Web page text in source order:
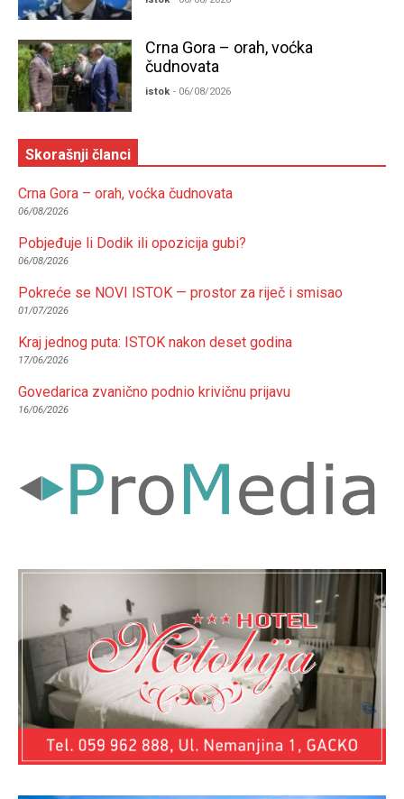
Crna Gora – orah, voćka
čudnovata
istok - 06/08/2026
Skorašnji članci
Crna Gora – orah, voćka čudnovata
06/08/2026
Pobjeđuje li Dodik ili opozicija gubi?
06/08/2026
Pokreće se NOVI ISTOK — prostor za riječ i smisao
01/07/2026
Kraj jednog puta: ISTOK nakon deset godina
17/06/2026
Govedarica zvanično podnio krivičnu prijavu
16/06/2026